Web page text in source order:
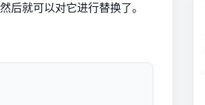
就可以对它进行替换了。